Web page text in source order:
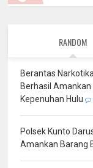
RANDOM
Berantas
Berhasil
Kepenuhan Hulu
Polsek Kunto
Amankan Barang